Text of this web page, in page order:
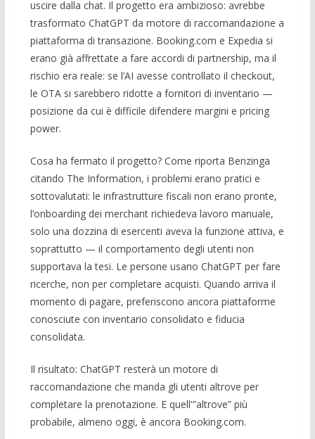
uscire dalla chat. Il progetto era ambizioso: avrebbe
trasformato ChatGPT da motore di raccomandazione a
piattaforma di transazione. Booking.com e Expedia si
erano già affrettate a fare accordi di partnership, ma il
rischio era reale: se l’AI avesse controllato il checkout,
le OTA si sarebbero ridotte a fornitori di inventario —
posizione da cui è difficile difendere margini e pricing
power.
Cosa ha fermato il progetto? Come riporta Benzinga
citando The Information, i problemi erano pratici e
sottovalutati: le infrastrutture fiscali non erano pronte,
l’onboarding dei merchant richiedeva lavoro manuale,
solo una dozzina di esercenti aveva la funzione attiva, e
soprattutto — il comportamento degli utenti non
supportava la tesi. Le persone usano ChatGPT per fare
ricerche, non per completare acquisti. Quando arriva il
momento di pagare, preferiscono ancora piattaforme
conosciute con inventario consolidato e fiducia
consolidata.
Il risultato: ChatGPT resterà un motore di
raccomandazione che manda gli utenti altrove per
completare la prenotazione. E quell'”altrove” più
probabile, almeno oggi, è ancora Booking.com.